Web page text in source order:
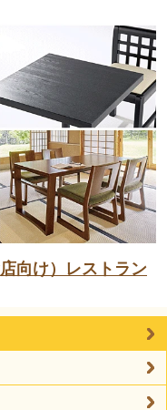
向け）レストラン